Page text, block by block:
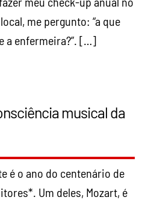
me pergunto: “a que
a enfermeira?”. […]
musical da
é o ano do centenário de
Um deles, Mozart, é